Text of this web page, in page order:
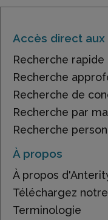
Accès direct
Recherche rapide
Recherche
Recherche de
Recherche par
Recherche
À propos
À propos
Téléchargez
Terminologie